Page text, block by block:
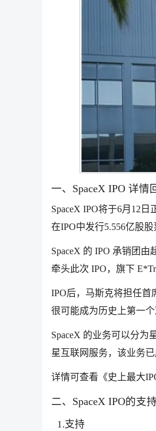
一、SpaceX IPO 详情
SpaceX IPO将于6月12
在IPO中发行5.556亿股
SpaceX 的 IPO 承销团
牵头此次 IPO，旗下
IPO后，马斯克将担任首
很可能成为历史上第一
SpaceX 的业务可以分为
星互联网服务，该业务
详情可查看《史上最大
二、SpaceX IPO的支
1.支持